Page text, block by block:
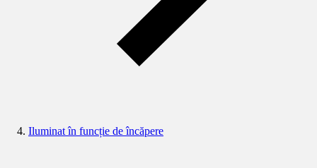
Iluminat în funcție de încăpere